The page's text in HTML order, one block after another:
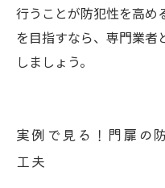
行うことが防犯性を高め
を目指すなら、専門業者
しましょう。
実例で見る！門扉の
工夫